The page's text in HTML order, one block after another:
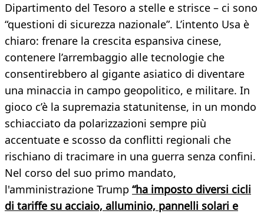
Dipartimento del Tesoro a stelle e strisce – ci sono
“questioni di sicurezza nazionale”. L’intento Usa è
chiaro: frenare la crescita espansiva cinese,
contenere l’arrembaggio alle tecnologie che
consentirebbero al gigante asiatico di diventare
una minaccia in campo geopolitico, e militare. In
gioco c’è la supremazia statunitense, in un mondo
schiacciato da polarizzazioni sempre più
accentuate e scosso da conflitti regionali che
rischiano di tracimare in una guerra senza confini.
Nel corso del suo primo mandato,
l'amministrazione Trump “ha imposto diversi cicli
di tariffe su acciaio, alluminio, pannelli solari e